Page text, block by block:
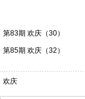
83期 欢庆（30）
85期 欢庆（32）
欢庆